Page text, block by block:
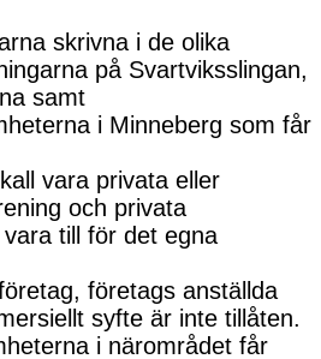
skrivna i de olika
på Svartviksslingan,
samt
i Minneberg som får
vara privata eller
och privata
till för det egna
företags anställda
syfte är inte tillåten.
i närområdet får